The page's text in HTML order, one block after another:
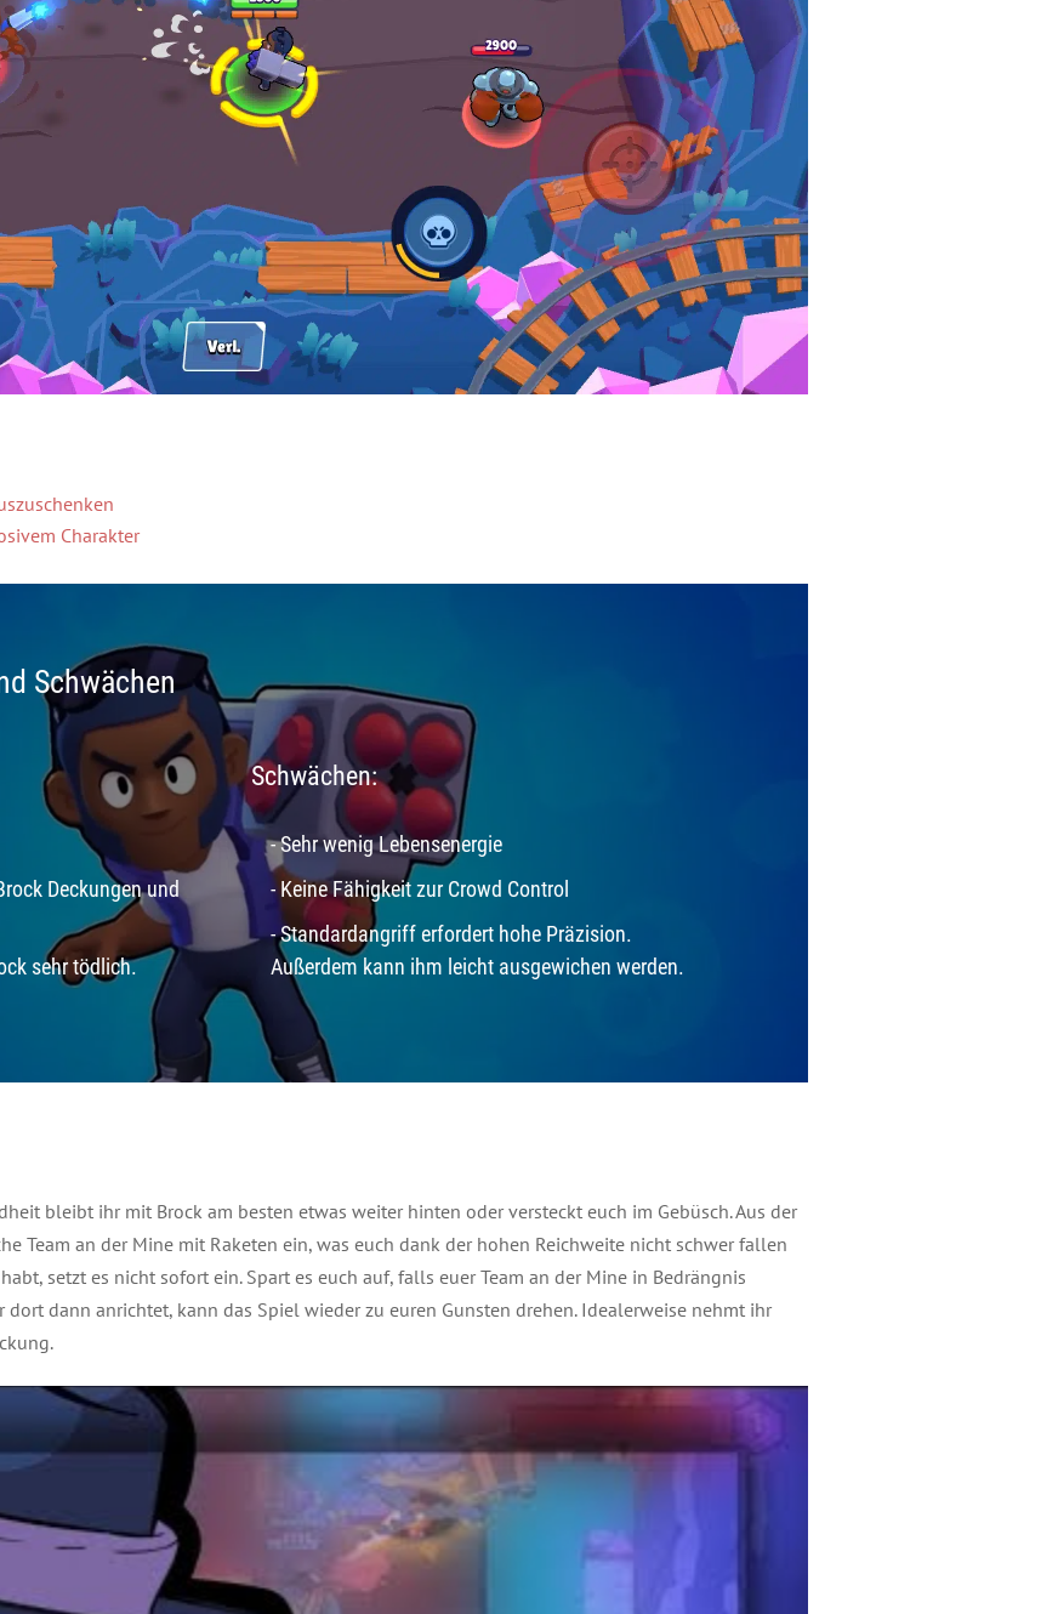
Charakter
Schwächen
Deckungen und
sehr tödlich.
Schwächen:
- Sehr wenig Lebensenergie
- Keine Fähigkeit zur Crowd Control
- Standardangriff erfordert hohe Präzision.
Außerdem kann ihm leicht ausgewichen werden.
bleibt ihr mit Brock am besten etwas weiter hinten oder versteckt euch im Gebüsch. Aus der
Team an der Mine mit Raketen ein, was euch dank der hohen Reichweite nicht schwer fallen
setzt es nicht sofort ein. Spart es euch auf, falls euer Team an der Mine in Bedrängnis
dann anrichtet, kann das Spiel wieder zu euren Gunsten drehen. Idealerweise nehmt ihr